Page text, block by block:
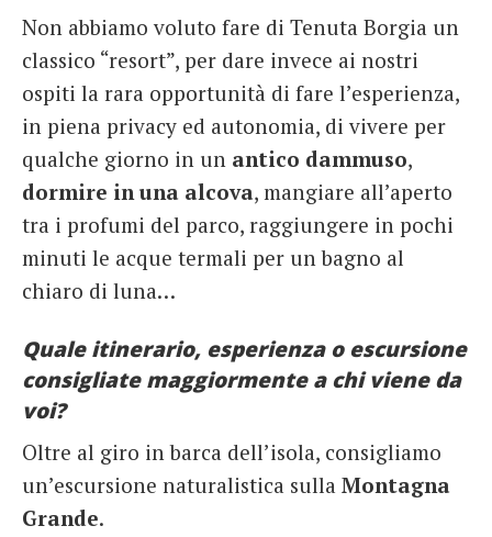
Non abbiamo voluto fare di Tenuta Borgia un
classico “resort”, per dare invece ai nostri
ospiti la rara opportunità di fare l’esperienza,
in piena privacy ed autonomia, di vivere per
qualche giorno in un antico dammuso,
dormire in una alcova, mangiare all’aperto
tra i profumi del parco, raggiungere in pochi
minuti le acque termali per un bagno al
chiaro di luna…
Quale itinerario, esperienza o escursione
consigliate maggiormente a chi viene da
voi?
Oltre al giro in barca dell’isola, consigliamo
un’escursione naturalistica sulla Montagna
Grande.